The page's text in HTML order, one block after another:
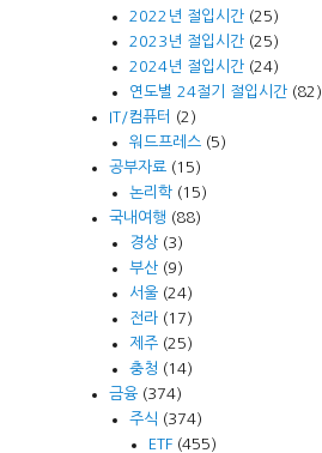
2022년 절입시간(25)
2023년 절입시간(25)
2024년 절입시간(24)
연도별 24절기 절입시간(82)
IT/컴퓨터
(2)
워드프레스(5)
공부자료 (15)
논리학(15)
국내여행 (88)
경상(3)
부산(9)
서울(24)
전라(17)
제주(25)
충청 (14)
금융 (374)
주식 (374)
ETF(455)